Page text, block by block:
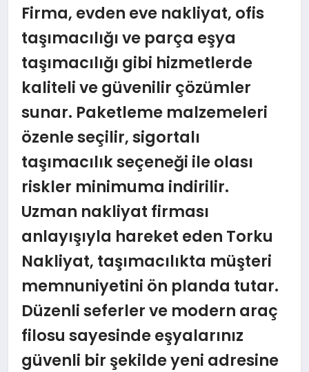
Firma, evden eve nakliyat, ofis
taşımacılığı ve parça eşya
taşımacılığı gibi hizmetlerde
kaliteli ve güvenilir çözümler
sunar. Paketleme malzemeleri
özenle seçilir, sigortalı
taşımacılık seçeneği ile olası
riskler minimuma indirilir.
Uzman nakliyat firması
anlayışıyla hareket eden Torku
Nakliyat, taşımacılıkta müşteri
memnuniyetini ön planda tutar.
Düzenli seferler ve modern araç
filosu sayesinde eşyalarınız
güvenli bir şekilde yeni adresine